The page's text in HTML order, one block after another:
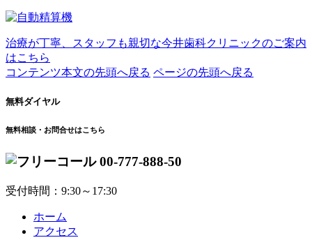
治療が丁寧、スタッフも親切な今井歯科クリニックのご案内
はこちら
コンテンツ本文の先頭へ戻る ページの先頭へ戻る
無料ダイヤル
無料相談・お問合せはこちら
00-777-888-50
受付時間：9:30～17:30
ホーム
アクセス